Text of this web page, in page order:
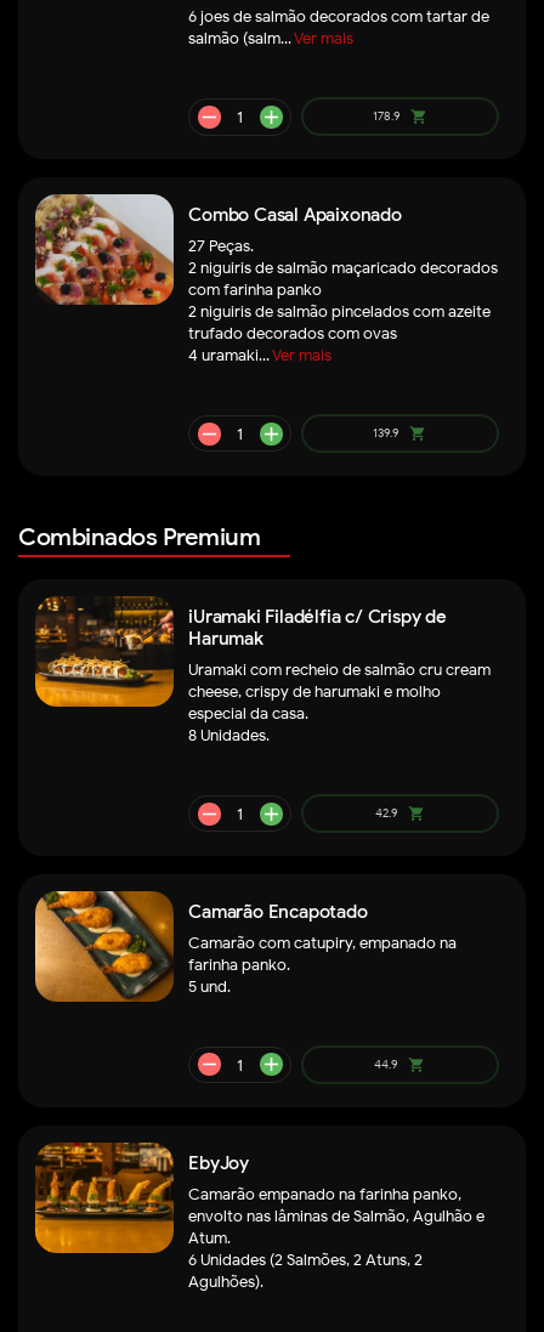
remove add 75.9
remove
6 joes de salmão decorados com tartar de
salmão (salm...Ver mais
Combo Casal Apaixonado
27 Peças.
2 niguiris de salmão maçaricado decorados
com farinha panko
2 niguiris de salmão pincelados com azeite
trufado decorados com ovas
4 uramaki...Ver mais
Combinados Premium
iUramaki Filadélfia c/ Crispy de
Harumak
Uramaki com recheio de salmão cru cream
cheese, crispy de harumaki e molho
especial da casa.
8 Unidades.
Camarão Encapotado
Camarão com catupiry, empanado na
farinha panko.
5 und.
EbyJoy
Camarão empanado na farinha panko,
envolto nas lâminas de Salmão, Agulhão e
Atum.
6 Unidades (2 Salmões, 2 Atuns, 2
Agulhões).